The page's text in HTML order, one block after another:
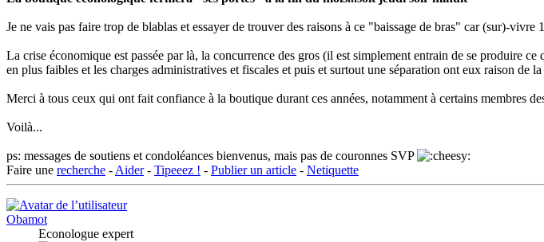
Je ne vais pas faire trop de blablas et essayer de trouver des raisons à ce "baissage de bras" car (sur)-
La crise économique est passée par là, la concurrence des gros (il est simplement entrain de se produire
en plus faibles et les charges administratives et fiscales et puis et surtout une séparation ont eux raison de
Merci à tous ceux qui ont fait confiance à la boutique durant ces années, notamment à certains membres
Voilà...
ps: messages de soutiens et condoléances bienvenus, mais pas de couronnes SVP
Faire une recherche - Aider- Tipeeez ! - Publier un article - Netiquette
Obamot
Econologue expert